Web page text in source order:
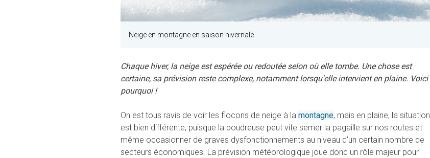
Neige en montagne en saison hivernale
Chaque hiver, la neige est espérée ou redoutée selon où elle tombe. Une chose est
certaine, sa prévision reste complexe, notamment lorsqu'elle intervient en plaine. Voici
pourquoi !
On est tous ravis de voir les flocons de neige à la montagne, mais en plaine, la situation
est bien différente, puisque la poudreuse peut vite semer la pagaille sur nos routes et
même occasionner de graves dysfonctionnements au niveau d'un certain nombre de
secteurs économiques. La prévision météorologique joue donc un rôle majeur pour